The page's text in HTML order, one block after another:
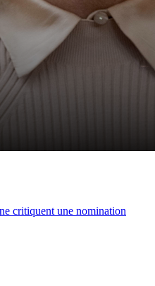
critiquent une nomination